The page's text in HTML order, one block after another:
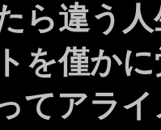
ら違う
を僅か
てアラ